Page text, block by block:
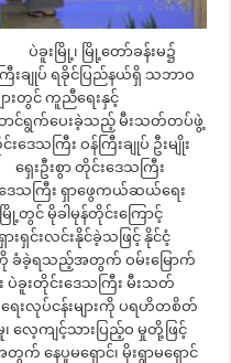
ပဲခူးမြို့၊ မြို့တော်ခန်းမ၌
းချုပ် ရခိုင်ပြည်နယ်ရှိ သဘာဝ
းတွင် ကူညီရေးနှင့်
ောင်ရွက်ပေးခဲ့သည့် မီးသတ်တပ်ဖွဲ့
ဒေသကြီး ဝန်ကြီးချုပ် ဦးမျိုး
းဦးစွာ တိုင်းဒေသကြီး
ဒေသကြီး ရှာဖွေကယ်ဆယ်ရေး
င် မိုခါမုန်တိုင်းကြောင့်
ရှင်းလင်းနိုင်ခဲ့သဖြင့် နိုင်ငံ့
ကို ခံခဲ့ရသည့်အတွက် ဝမ်းမြောက်
ပဲခူးတိုင်းဒေသကြီး မီးသတ်
းလုပ်ငန်းများကို ပရဟိတစိတ်
၊ လေ့ကျင့်သားပြည့်ဝ မှုတို့ဖြင့်
က် နေပူမရှောင်၊ မိုးရွာမရှောင်